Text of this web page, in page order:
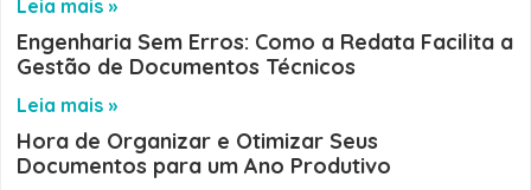
Leia mais »
Engenharia Sem Erros: Como a Redata Facilita a
Gestão de Documentos Técnicos
Leia mais »
Hora de Organizar e Otimizar Seus
Documentos para um Ano Produtivo